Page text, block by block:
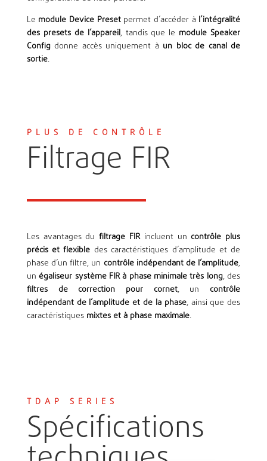
Le module Device Presetpermet d’accéder à l’intégralité
des presets de l’appareil, tandis que le module Speaker
Configdonne accès uniquement à un bloc de canal de
sortie.
PLUS DE CONTRÔLE
Filtrage FIR
Les avantages dufiltrage FIRincluent uncontrôle plus
précis et flexible des caractéristiques d’amplitude et de
phase d’un filtre, un contrôle indépendant de l’amplitude,
unégaliseur système FIR à phase minimale très long, des
filtres de correction pour cornet, uncontrôle
indépendant de l’amplitude et de la phase, ainsi que des
caractéristiques mixtes et à phase maximale.
TDAP SERIES
Spécifications